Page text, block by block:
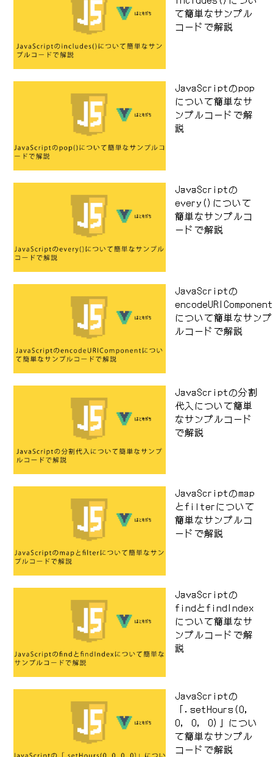
て簡単なサンプル
コードで解説
JavaScriptのpop
について簡単なサ
ンプルコードで解
説
JavaScriptの
every()について
簡単なサンプルコ
ードで解説
JavaScriptの
encodeURIComponent
について簡単なサンプ
ルコードで解説
JavaScriptの分割
代入について簡単
なサンプルコード
で解説
JavaScriptのmap
とfilterについて
簡単なサンプルコ
ードで解説
JavaScriptの
findとfindIndex
について簡単なサ
ンプルコードで解
説
JavaScriptの
「.setHours(0,
0, 0, 0)」につい
て簡単なサンプル
コードで解説